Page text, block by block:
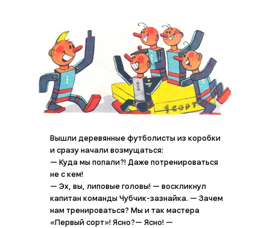
Вышли деревянные футболисты из коробки
и сразу начали возмущаться:
— Куда мы попали?! Даже потренироваться
не с кем!
— Эх, вы, липовые головы! — воскликнул
капитан команды Чубчик-зазнайка. — Зачем
нам тренироваться? Мы и так мастера
«Первый сорт»! Ясно?— Ясно! —